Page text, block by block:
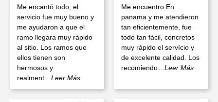
Valorado en 5de 5
Me encantó todo, el
servicio fue muy bueno y
me ayudaron a que el
ramo llegara muy rápido
al sitio. Los ramos que
ellos tienen son
hermosos y
realment
...Leer Más
Valorado en 5de 5
Me encuentro En
panama y me atendieron
tan eficientemente, fue
todo tan fácil, concretos
muy rápido el servício y
de excelente calidad. Los
recomiendo
...Leer Más